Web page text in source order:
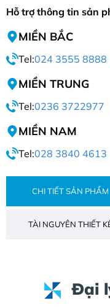
Hỗ trợ thông tin sản
MIỀN BẮC
Tel:024 3555 8888
MIỀN TRUNG
Tel:0236 3722977
MIỀN NAM
Tel:028 3840 4613
CHI TIẾT SẢN PHẨM
TÀI NGUYÊN THIẾT
Đại